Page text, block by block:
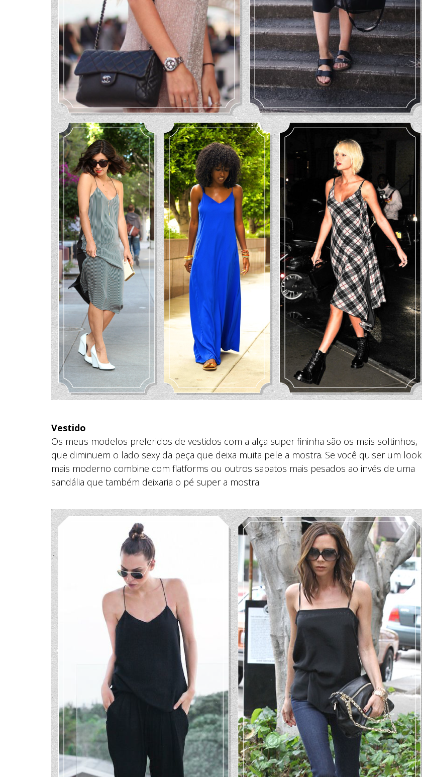
Vestido
Os meus modelos preferidos de vestidos com a alça super fininha são os mais soltinhos,
que diminuem o lado sexy da peça que deixa muita pele a mostra. Se você quiser um look
mais moderno combine com flatforms ou outros sapatos mais pesados ao invés de uma
sandália que também deixaria o pé super a mostra.